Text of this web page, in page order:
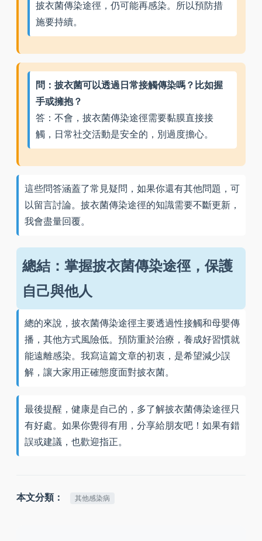
披衣菌傳染途徑，仍可能再感染。所以預防措
施要持續。
問：披衣菌可以透過日常接觸傳染嗎？比如握
手或擁抱？
答：不會，披衣菌傳染途徑需要黏膜直接接
觸，日常社交活動是安全的，別過度擔心。
這些問答涵蓋了常見疑問，如果你還有其他問題，可
以留言討論。披衣菌傳染途徑的知識需要不斷更新，
我會盡量回覆。
總結：掌握披衣菌傳染途徑，保護
自己與他人
總的來說，披衣菌傳染途徑主要透過性接觸和母嬰傳
播，其他方式風險低。預防重於治療，養成好習慣就
能遠離感染。我寫這篇文章的初衷，是希望減少誤
解，讓大家用正確態度面對披衣菌。
最後提醒，健康是自己的，多了解披衣菌傳染途徑只
有好處。如果你覺得有用，分享給朋友吧！如果有錯
誤或建議，也歡迎指正。
本文分類： 其他感染病